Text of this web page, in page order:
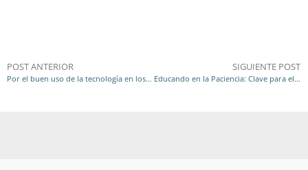
POST ANTERIOR
Por el buen uso de la tecnología en los jóvenes, un manifiesto de los Colegios CEU
SIGUIENTE POST
Educando en la Paciencia: Clave para el Futuro de Nuestros Hijos